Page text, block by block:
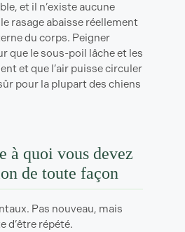
et il n’existe aucune
rasage abaisse réellement
du corps. Peigner
que le sous-poil lâche et les
et que l’air puisse circuler
pour la plupart des chiens
à quoi vous devez
de toute façon
Pas nouveau, mais
d’être répété.